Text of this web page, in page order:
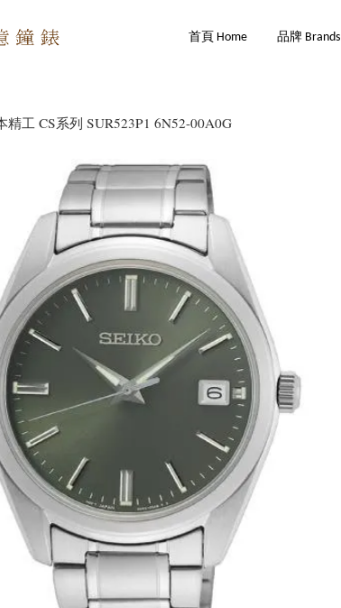
首頁 Home 品牌 Brands
精工 CS系列 SUR523P1 6N52-00A0G